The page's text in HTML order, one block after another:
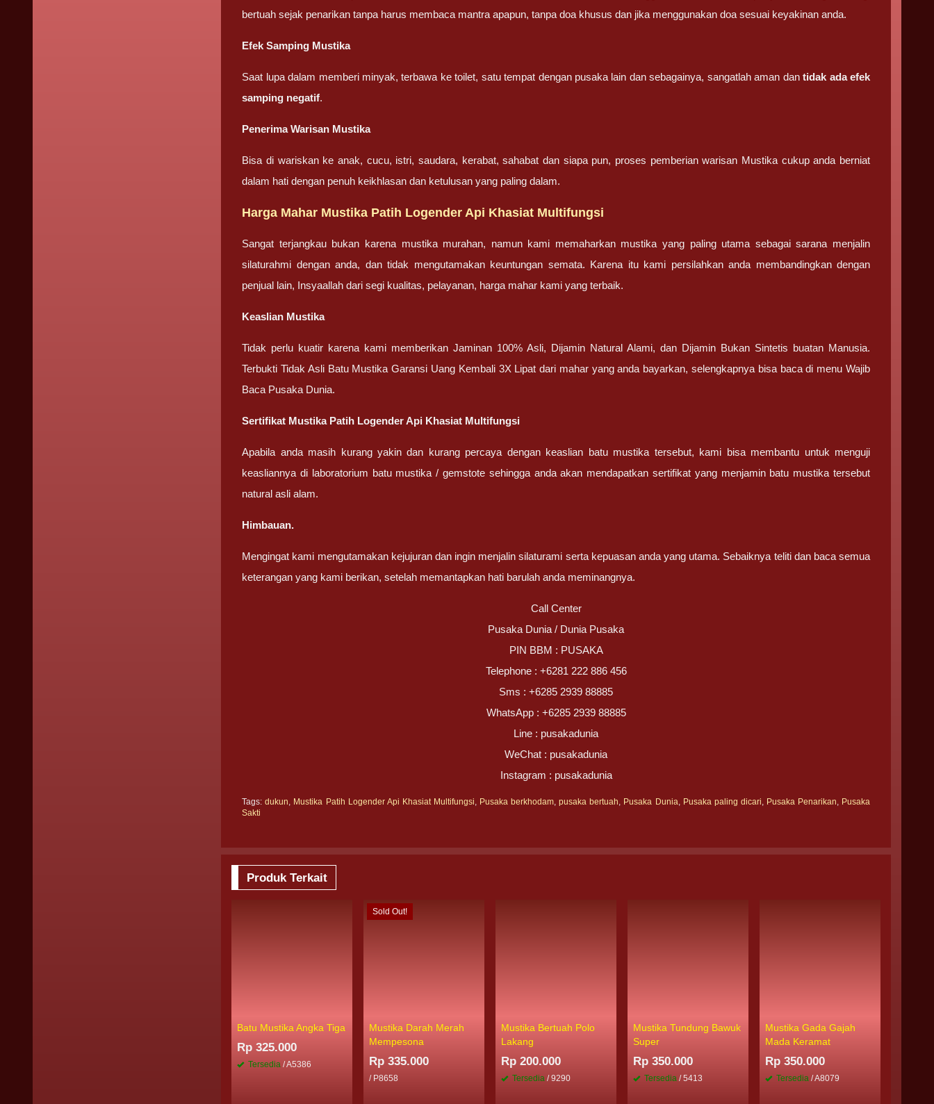
bertuah sejak penarikan tanpa harus membaca mantra apapun, tanpa doa khusus dan jika menggunakan doa sesuai keyakinan anda.
Efek Samping Mustika
Saat lupa dalam memberi minyak, terbawa ke toilet, satu tempat dengan pusaka lain dan sebagainya, sangatlah aman dantidak ada efek
samping negatif.
Penerima Warisan Mustika
Bisa di wariskan ke anak, cucu, istri, saudara, kerabat, sahabat dan siapa pun, proses pemberian warisan Mustika cukup anda berniat
dalam hati dengan penuh keikhlasan dan ketulusan yang paling dalam.
Harga Mahar Mustika Patih Logender Api Khasiat Multifungsi
Sangat terjangkau bukan karena mustika murahan, namun kami memaharkan mustika yang paling utama sebagai sarana menjalin
silaturahmi dengan anda, dan tidak mengutamakan keuntungan semata. Karena itu kami persilahkan anda membandingkan dengan
penjual lain, Insyaallah dari segi kualitas, pelayanan, harga mahar kami yang terbaik.
Keaslian Mustika
Tidak perlu kuatir karena kami memberikan Jaminan 100% Asli, Dijamin Natural Alami, dan Dijamin Bukan Sintetis buatan Manusia.
Terbukti Tidak Asli Batu Mustika Garansi Uang Kembali 3X Lipat dari mahar yang anda bayarkan, selengkapnya bisa baca di menu Wajib
Baca Pusaka Dunia.
Sertifikat Mustika Patih Logender Api Khasiat Multifungsi
Apabila anda masih kurang yakin dan kurang percaya dengan keaslian batu mustika tersebut, kami bisa membantu untuk menguji
keasliannya di laboratorium batu mustika / gemstote sehingga anda akan mendapatkan sertifikat yang menjamin batu mustika tersebut
natural asli alam.
Himbauan.
Mengingat kami mengutamakan kejujuran dan ingin menjalin silaturami serta kepuasan anda yang utama. Sebaiknya teliti dan baca semua
keterangan yang kami berikan, setelah memantapkan hati barulah anda meminangnya.
Call Center
Pusaka Dunia / Dunia Pusaka
PIN BBM : PUSAKA
Telephone : +6281 222 886 456
Sms : +6285 2939 88885
WhatsApp : +6285 2939 88885
Line : pusakadunia
WeChat : pusakadunia
Instagram : pusakadunia
Tags:dukun, Mustika Patih Logender Api Khasiat Multifungsi, Pusaka berkhodam,pusaka bertuah, Pusaka Dunia, Pusaka paling dicari, Pusaka Penarikan, Pusaka
Sakti
Produk Terkait
Batu Mustika Angka Tiga
Rp 325.000
Tersedia / A5386
Sold Out!
Mustika Darah Merah
Mempesona
Rp 335.000
/ P8658
Mustika Bertuah Polo
Lakang
Rp 200.000
Tersedia / 9290
Mustika Tundung Bawuk
Super
Rp 350.000
Tersedia / 5413
Mustika Gada Gajah
Mada Keramat
Rp 350.000
Tersedia / A8079